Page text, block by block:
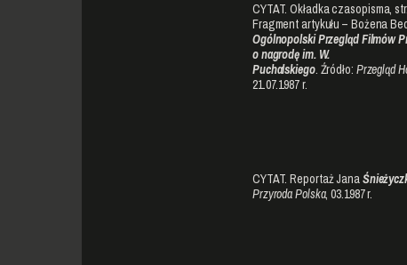
CYTAT. Okładka czasopisma,
Fragment artykułu – Bożena
Ogólnopolski Przegląd Filmów
o nagrodę im. W.
Puchalskiego. Źródło: Przegląd
21.07.1987 r.
CYTAT. Reportaż Jana
PrzyrodaPolska, 03.1987 r.